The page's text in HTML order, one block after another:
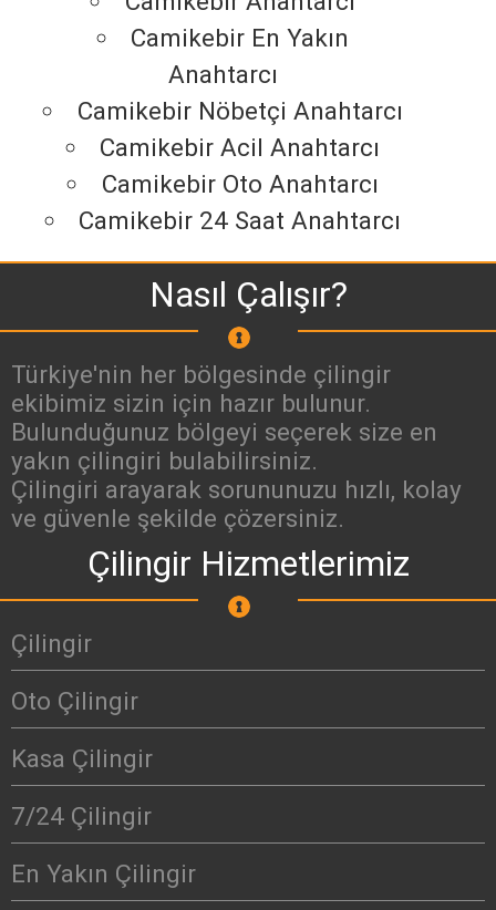
Camikebir En Yakın
Anahtarcı
Camikebir Nöbetçi Anahtarcı
Camikebir Acil Anahtarcı
Camikebir Oto Anahtarcı
Camikebir 24 Saat Anahtarcı
Nasıl Çalışır?
Türkiye'nin her bölgesinde çilingir
ekibimiz sizin için hazır bulunur.
Bulunduğunuz bölgeyi seçerek size en
yakın çilingiri bulabilirsiniz.
Çilingiri arayarak sorununuzu hızlı, kolay
ve güvenle şekilde çözersiniz.
Çilingir Hizmetlerimiz
Çilingir
Oto Çilingir
Kasa Çilingir
7/24 Çilingir
En Yakın Çilingir